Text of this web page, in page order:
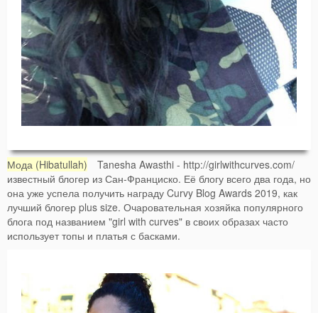
Мода (Hibatullah) Tanesha Awasthi - http://girlwithcurves.com/
известный блогер из Сан-Франциско. Её блогу всего два года, но
она уже успела получить награду Curvy Blog Awards 2019, как
лучший блогер plus size. Очаровательная хозяйка популярного
блога под названием "girl with curves" в своих образах часто
использует топы и платья с басками.